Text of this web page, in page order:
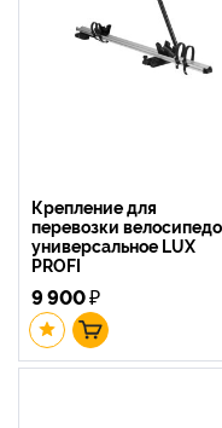
Крепление для
перевозки
универсальное LUX
PROFI
9 900₽